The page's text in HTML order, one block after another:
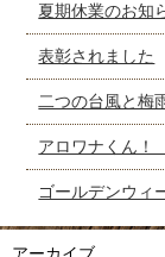
夏期休業のお知
表彰されました
二つの台風と梅
アロワナくん！
ゴールデンウィ